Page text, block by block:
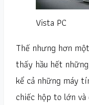
Vista PC
Thế nhưng hơn
thấy hầu hết
kể cả những máy
chiếc hộp to lớn